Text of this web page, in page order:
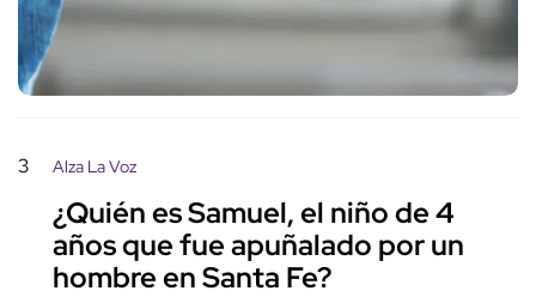
3 Alza La Voz
¿Quién es Samuel, el niño de 4
años que fue apuñalado por un
hombre en Santa Fe?